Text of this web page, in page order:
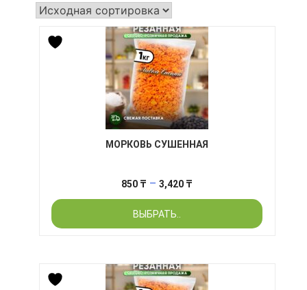
МОРКОВЬ СУШЕННАЯ
850 ₸ – 3,420 ₸
цен:
–
ВЫБРАТЬ..